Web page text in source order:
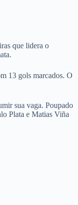
que lidera o
13 gols marcados. O
sua vaga. Poupado
Plata e Matias Viña